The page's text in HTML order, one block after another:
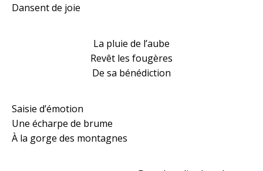
Dansent de joie
La pluie de l’aube
Revêt les fougères
De sa bénédiction
Saisie d’émotion
Une écharpe de brume
À la gorge des montagnes